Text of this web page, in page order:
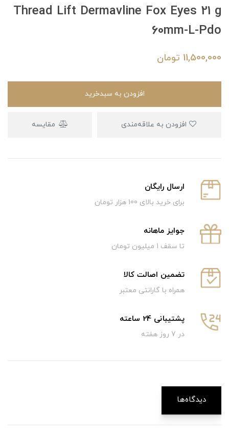
Thread Lift Dermavline Fox Eyes 21 g
60mm-L-Pdo
11,500,000 تومان
افزودن به سبدخرید
مقایسه
ارسال رایگان
برای خرید بالای 100 هزار تومان
جوایز ماهانه
تا سقف 1 میلیون تومان
تضمین اصالت کالا
همراه با گارانتی معتبر
پشتیبانی 24 ساعته
در 7 روز هفته
دیدگاه‌ها